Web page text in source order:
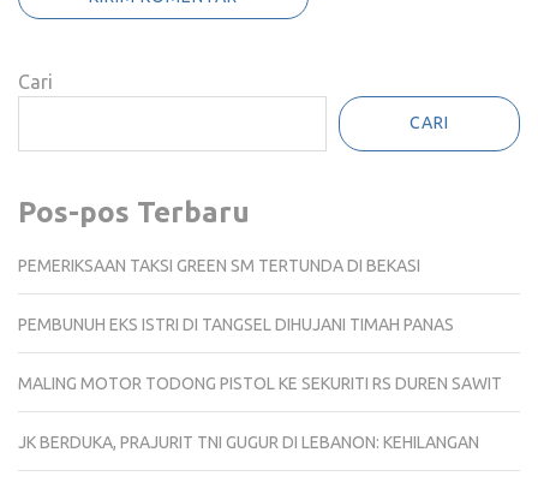
Cari
CARI
Pos-pos Terbaru
PEMERIKSAAN TAKSI GREEN SM TERTUNDA DI BEKASI
PEMBUNUH EKS ISTRI DI TANGSEL DIHUJANI TIMAH PANAS
MALING MOTOR TODONG PISTOL KE SEKURITI RS DUREN SAWIT
JK BERDUKA, PRAJURIT TNI GUGUR DI LEBANON: KEHILANGAN